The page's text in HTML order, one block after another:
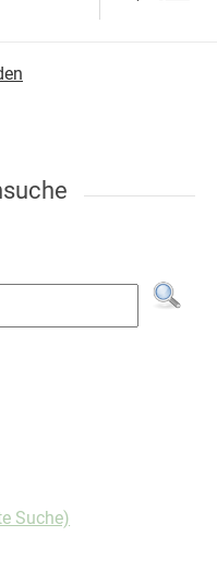
nach der Sie
Suche)